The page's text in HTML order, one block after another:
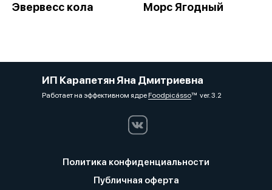
Эвервесс кола Морс Ягодный
ИП Карапетян Яна Дмитриевна
Работает на эффективном ядреFoodpicássover. 3.2
Политика конфиденциальности
Публичная оферта